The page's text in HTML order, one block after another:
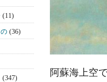
阿蘇海上空
(11)
(36)
(347)